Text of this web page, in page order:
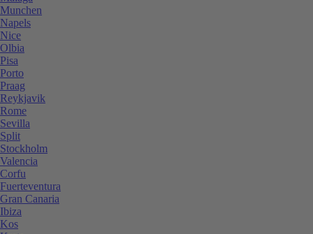
Munchen
Napels
Nice
Olbia
Pisa
Porto
Praag
Reykjavik
Rome
Sevilla
Split
Stockholm
Valencia
Corfu
Fuerteventura
Gran Canaria
Ibiza
Kos